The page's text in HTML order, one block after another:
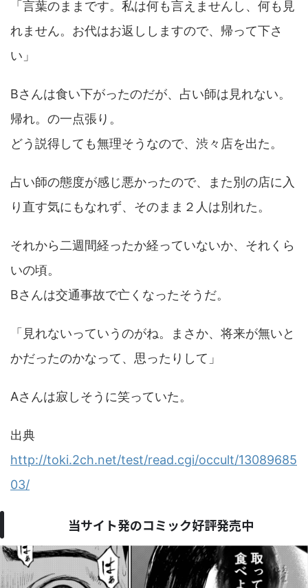
「言葉のままです。私は何も言えませんし、何も見
れません。お代はお返ししますので、帰って下さ
い」
Bさんは食い下がったのだが、占い師は見れない。
帰れ。の一点張り。
どう説得しても無理そうなので、渋々店を出た。
占い師の態度が感じ悪かったので、また別の店に入
り直す気にもなれず、そのまま２人は別れた。
それから二週間経ったか経っていないか、それくら
いの頃。
Bさんは交通事故で亡くなったそうだ。
「見れないっていうのがね。まさか、将来が無いと
かだったのかなって、思ったりして」
Aさんは寂しそうに笑っていた。
出典
http://toki.2ch.net/test/read.cgi/occult/13089685
03/
当サイト発のコミック好評発売中